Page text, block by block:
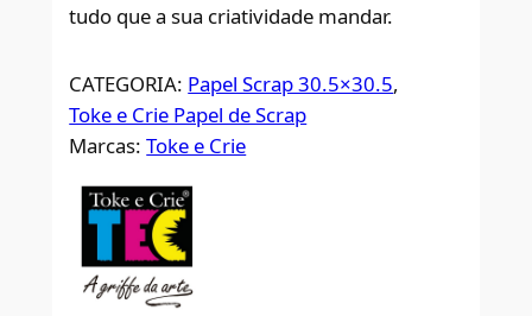
tudo que a sua criatividade mandar.
CATEGORIA: Papel Scrap 30.5×30.5
Toke e Crie Papel de Scrap
Marcas:Toke e Crie